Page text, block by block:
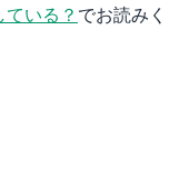
いる？ でお読みく